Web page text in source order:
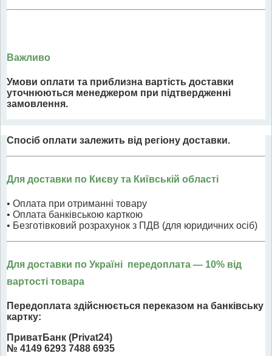
Важливо
Умови оплати та приблизна вартість доставки
уточнюються менеджером при підтвердженні
замовлення.
Спосіб оплати залежить від регіону доставки.
Для доставки по Києву та Київській області
• Оплата при отриманні товару
• Оплата банківською карткою
• Безготівковий розрахунок з ПДВ (для юридичних осіб)
Для доставки по Україні передоплата — 10% від
вартості товара
Передоплата здійснюється переказом на банківську
картку:
ПриватБанк (Privat24)
№ 4149 6293 7488 6935